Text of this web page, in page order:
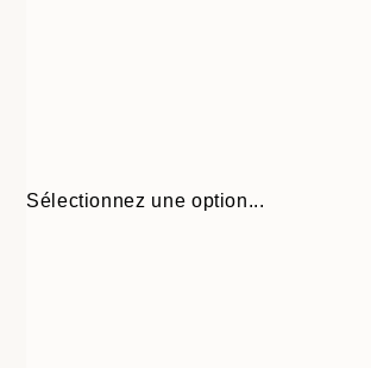
Sélectionnez une option...